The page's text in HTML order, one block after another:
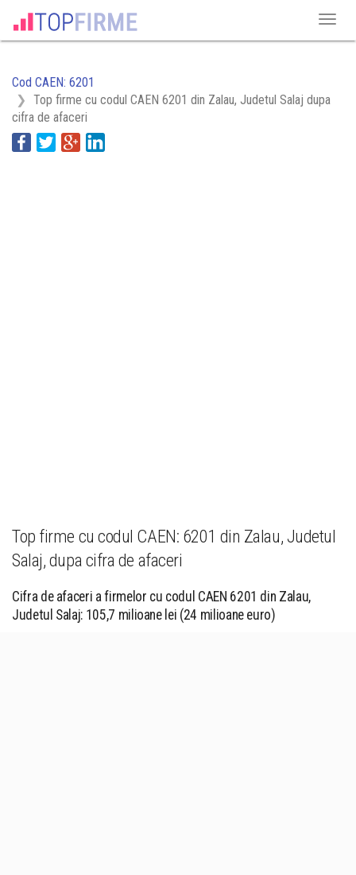
Cod CAEN: 6201
Top firme cu codul CAEN 6201 din Zalau, Judetul Salaj dupa
cifra de afaceri
Top firme cu codul CAEN: 6201 din Zalau, Judetul
Salaj, dupa cifra de afaceri
Cifra de afaceri a firmelor cu codul CAEN 6201 din Zalau,
Judetul Salaj: 105,7 milioane lei (24 milioane euro)